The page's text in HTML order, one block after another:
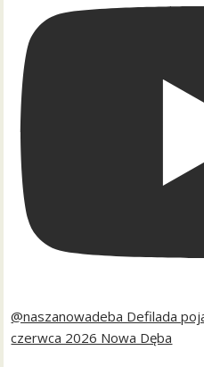
@naszanowadeba Defilada
czerwca 2026 Nowa Dęba